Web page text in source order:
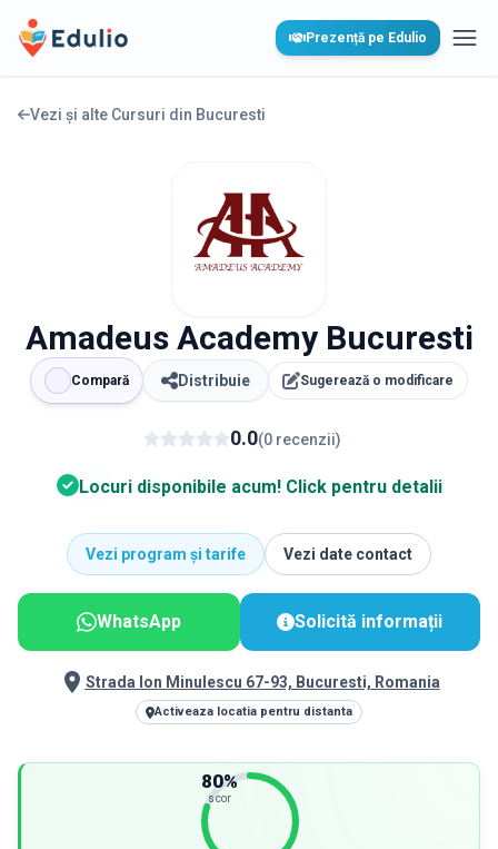
Edulio Prezență pe Edulio
Vezi și alte Cursuri din Bucuresti
Amadeus Academy Bucuresti
Compară Distribuie Sugerează o modificare
0.0(0 recenzii)
Locuri disponibile acum! Click pentru detalii
Vezi program și tarife Vezi date contact
WhatsApp Solicită informații
Strada Ion Minulescu 67-93, Bucuresti, Romania
Activeaza locatia pentru distanta
80%
scor